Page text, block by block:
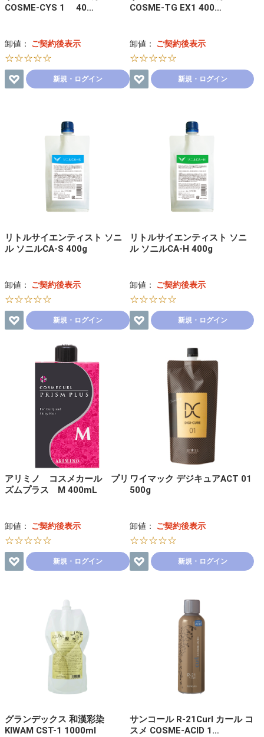
COSME-CYS 1 40…
卸値： ご契約後表示
☆☆☆☆☆
新規・ログイン
COSME-TG EX1 400…
卸値： ご契約後表示
☆☆☆☆☆
新規・ログイン
リトルサイエンティスト ソニ
ル ソニルCA-S 400g
卸値： ご契約後表示
☆☆☆☆☆
新規・ログイン
リトルサイエンティスト ソニ
ル ソニルCA-H 400g
卸値： ご契約後表示
☆☆☆☆☆
新規・ログイン
アリミノ コスメカール プリ
ズムプラス M 400mL
卸値： ご契約後表示
☆☆☆☆☆
新規・ログイン
ワイマック デジキュアACT 01
500g
卸値： ご契約後表示
☆☆☆☆☆
新規・ログイン
グランデックス 和漢彩染
KIWAM CST-1 1000ml
サンコール R-21Curl カール コ
スメ COSME-ACID 1…